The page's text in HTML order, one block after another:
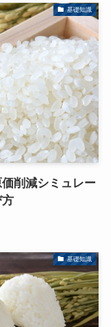
基礎知識
削減シミュレー
基礎知識